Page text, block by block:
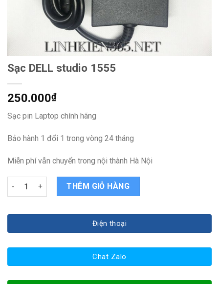
Sạc DELL studio 1555
250.000₫
Sạc pin Laptop chính hãng
Bảo hành 1 đổi 1 trong vòng 24 tháng
Miễn phí vẫn chuyển trong nội thành Hà Nội
Sạc DELL studio 1555 quantity
THÊM GIỎ HÀNG
Điện thoại
Chat Zalo